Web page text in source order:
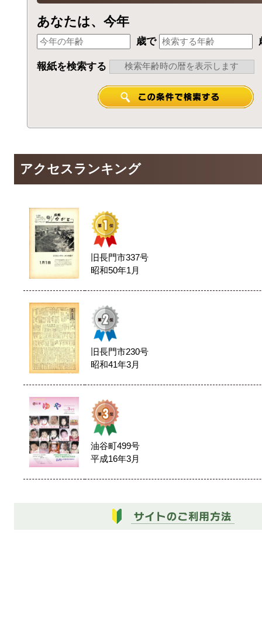
あなたは、今年
歳で
報紙を検索する
アクセスランキング
旧長門市337号
昭和50年1月
旧長門市230号
昭和41年3月
油谷町499号
平成16年3月